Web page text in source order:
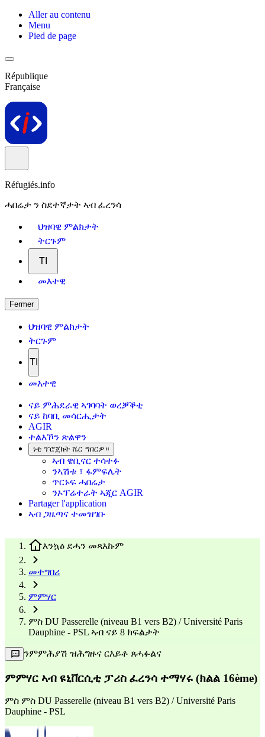
Aller au contenu
Menu
Pied de page
République
Française
Réfugiés.info
ሓበሬታ ን ስደተኛታት ኣብ ፈረንሳ
ህዝባዊ ምልክታት
ትርጉም
TI
መእተዊ
Fermer
ህዝባዊ ምልክታት
ትርጉም
TI
መእተዊ
ናይ ምሕደራዊ ኣገባባት ወረቓቕቲ
ናይ ከባቢ መሳርሒታት
AGIR
ተልእኾን ጽልዋን
ነቲ ፕሮጀክት ሼር ግበርዎ።
ኣብ ዌቢናር ተሳተፉ
ንኣሽቱ ፣ ፋምፍሌት
ጥርኑፍ ሓበሬታ
ንኦፕሬተራት ኣጂር AGIR
Partager l'application
ኣብ ጋዜጣና ተመዝገቡ
እንኳዕ ደሓን መጻእኩም
መተግበሪ
ምምሃር
ምስ DU Passerelle (niveau B1 vers B2) / Université Paris
Dauphine - PSL ኣብ ናይ 8 ክፍልታት
ንምምሕያሽ ዝሕግዙና ርእይቶ ጸሓፉልና
ምምሃር ኣብ ዩኒቨርሲቲ ፓሪስ ፈረንሳ ተማሃሩ (ክልል 16ème)
ምስ ምስ DU Passerelle (niveau B1 vers B2) / Université Paris
Dauphine - PSL